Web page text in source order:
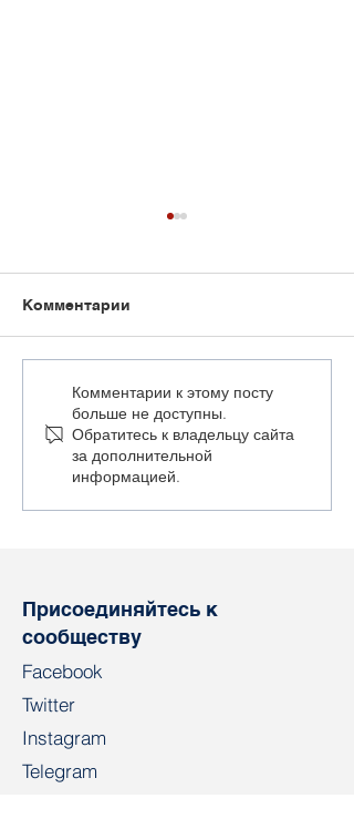
«При нынешнем
уровне бесправия
работников термин
«крепостные» не
выглядит
существенным
Комментарии
Комментарии к этому посту
больше не доступны.
Обратитесь к владельцу сайта
за дополнительной
информацией.
Присоединяйтесь к
сообществу
Facebook
Twitter
Instagram
Telegram